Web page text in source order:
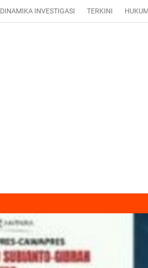
DINAMIKA INVESTIGASI TERKINI HUKUM